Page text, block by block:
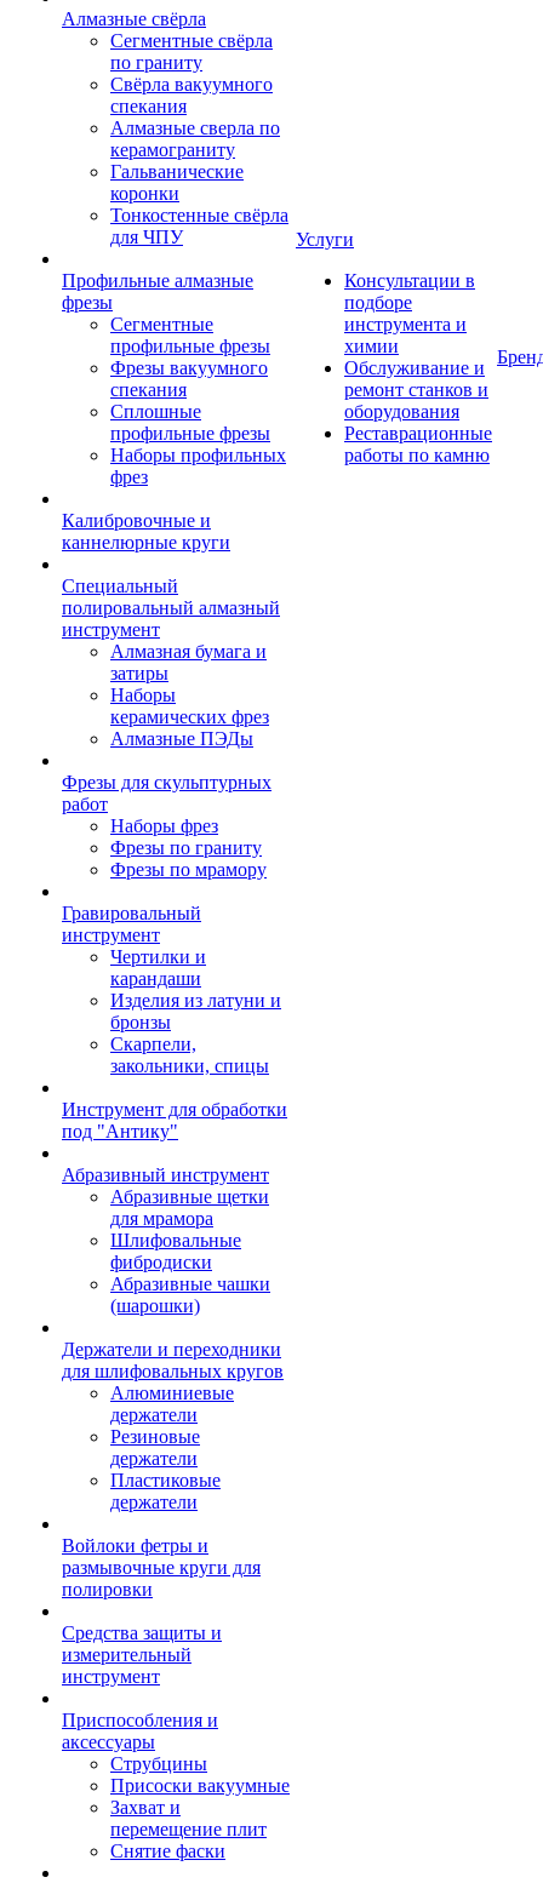
Алмазные свёрла
Сегментные свёрла
по граниту
Свёрла вакуумного
спекания
Алмазные сверла по
керамограниту
Гальванические
коронки
Тонкостенные свёрла
для ЧПУ
Профильные алмазные
фрезы
Сегментные
профильные фрезы
Фрезы вакуумного
спекания
Сплошные
профильные фрезы
Наборы профильных
фрез
Калибровочные и
каннелюрные круги
Специальный
полировальный алмазный
инструмент
Алмазная бумага и
затиры
Наборы
керамических фрез
Алмазные ПЭДы
Фрезы для скульптурных
работ
Наборы фрез
Фрезы по граниту
Фрезы по мрамору
Гравировальный
инструмент
Чертилки и
карандаши
Изделия из латуни и
бронзы
Скарпели,
закольники, спицы
Инструмент для обработки
под "Антику"
Абразивный инструмент
Абразивные щетки
для мрамора
Шлифовальные
фибродиски
Абразивные чашки
(шарошки)
Держатели и переходники
для шлифовальных кругов
Алюминиевые
держатели
Резиновые
держатели
Пластиковые
держатели
Войлоки фетры и
размывочные круги для
полировки
Средства защиты и
измерительный
инструмент
Приспособления и
аксессуары
Струбцины
Присоски вакуумные
Захват и
перемещение плит
Снятие фаски
Услуги
Консультации в
подборе
инструмента и
химии
Обслуживание и
ремонт станков и
оборудования
Реставрационные
работы по камню